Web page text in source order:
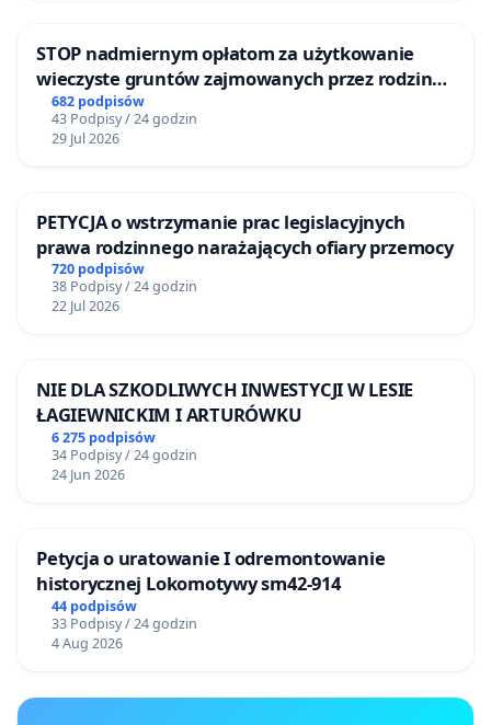
STOP nadmiernym opłatom za użytkowanie
wieczyste gruntów zajmowanych przez rodzinne
ogrody działkowe.
682 podpisów
43 Podpisy / 24 godzin
29 Jul 2026
PETYCJA o wstrzymanie prac legislacyjnych
prawa rodzinnego narażających ofiary przemocy
720 podpisów
38 Podpisy / 24 godzin
22 Jul 2026
NIE DLA SZKODLIWYCH INWESTYCJI W LESIE
ŁAGIEWNICKIM I ARTURÓWKU
6 275 podpisów
34 Podpisy / 24 godzin
24 Jun 2026
Petycja o uratowanie I odremontowanie
historycznej Lokomotywy sm42-914
44 podpisów
33 Podpisy / 24 godzin
4 Aug 2026